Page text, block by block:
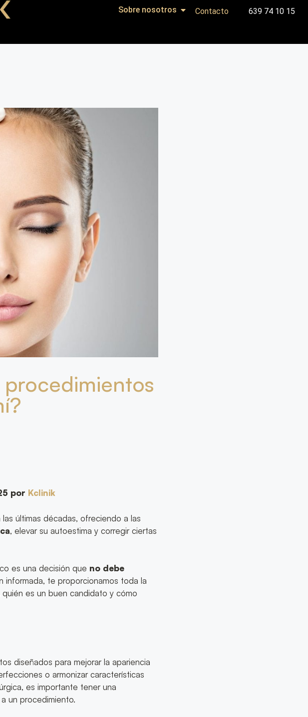
Sobre nosotros Contacto 639 74 10 15
por Kclinik
últimas décadas, ofreciendo a las
, elevar su autoestima y corregir ciertas
es una decisión que no debe
informada, te proporcionamos toda la
es un buen candidato y cómo
diseñados para mejorar la apariencia
o armonizar características
es importante tener una
un procedimiento.